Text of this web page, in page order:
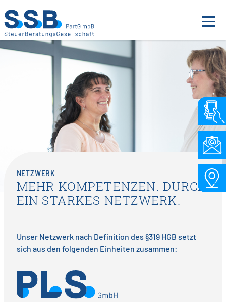
NETZWERK
MEHR KOMPETENZEN. DURCH
EIN STARKES NETZWERK.
Unser Netzwerk nach Definition des §319 HGB setzt
sich aus den folgenden Einheiten zusammen: